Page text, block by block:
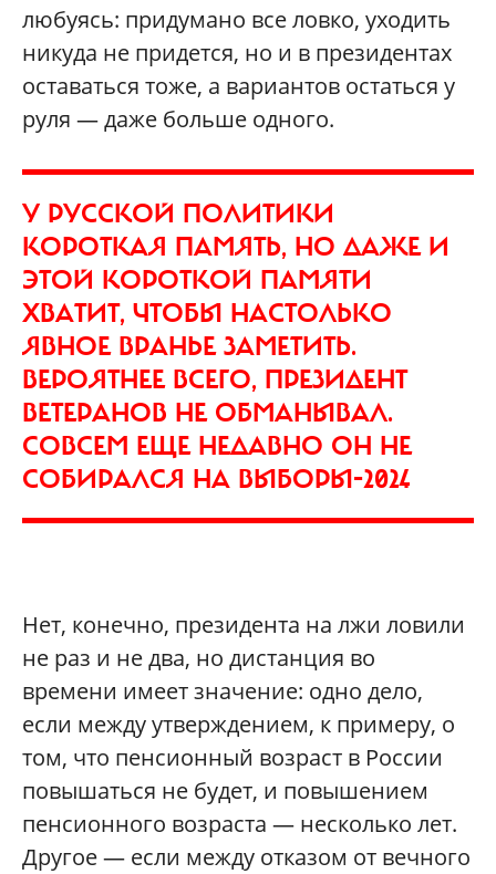
любуясь: придумано все ловко, уходить
никуда не придется, но и в президентах
оставаться тоже, а вариантов остаться у
руля — даже больше одного.
У РУССКОЙ ПОЛИТИКИ
КОРОТКАЯ ПАМЯТЬ, НО ДАЖЕ И
ЭТОЙ КОРОТКОЙ ПАМЯТИ
ХВАТИТ, ЧТОБЫ НАСТОЛЬКО
ЯВНОЕ ВРАНЬЕ ЗАМЕТИТЬ.
ВЕРОЯТНЕЕ ВСЕГО, ПРЕЗИДЕНТ
ВЕТЕРАНОВ НЕ ОБМАНЫВАЛ.
СОВСЕМ ЕЩЕ НЕДАВНО ОН НЕ
СОБИРАЛСЯ НА ВЫБОРЫ-2024
Нет, конечно, президента на лжи ловили
не раз и не два, но дистанция во
времени имеет значение: одно дело,
если между утверждением, к примеру, о
том, что пенсионный возраст в России
повышаться не будет, и повышением
пенсионного возраста — несколько лет.
Другое — если между отказом от вечного